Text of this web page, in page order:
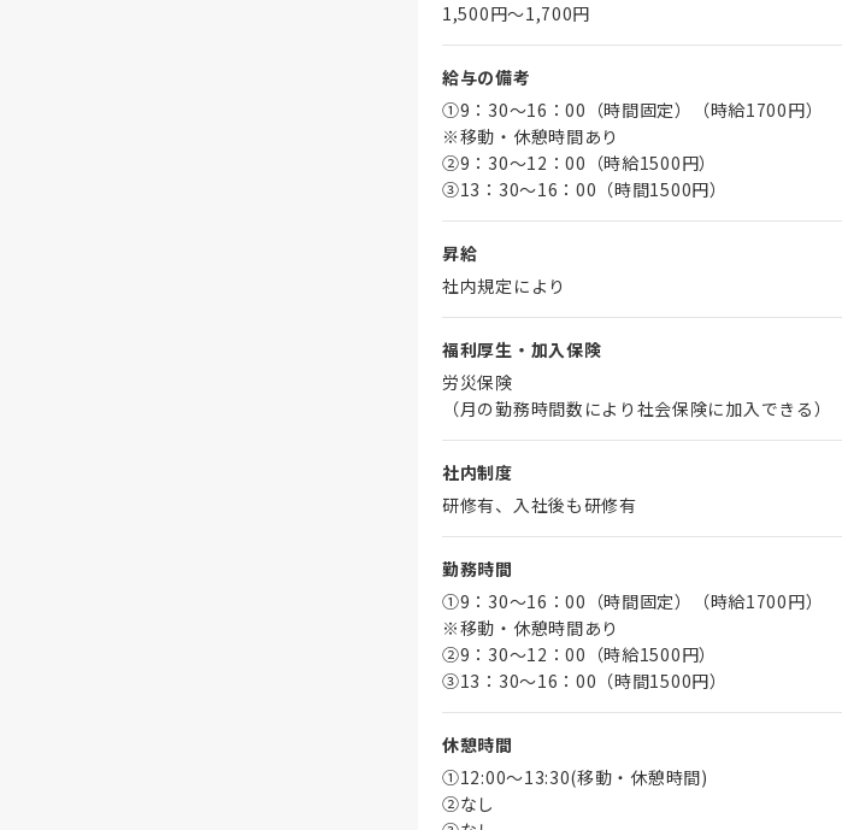
1,500円〜1,700円
給与の備考
①9：30～16：00（時間固定）（時給1700円）
※移動・休憩時間あり
➁9：30～12：00（時給1500円）
③13：30～16：00（時間1500円）
昇給
社内規定により
福利厚生・加入保険
労災保険
（月の勤務時間数により社会保険に加入できる）
社内制度
研修有、入社後も研修有
勤務時間
①9：30～16：00（時間固定）（時給1700円）
※移動・休憩時間あり
➁9：30～12：00（時給1500円）
③13：30～16：00（時間1500円）
休憩時間
①12:00～13:30(移動・休憩時間)
➁なし